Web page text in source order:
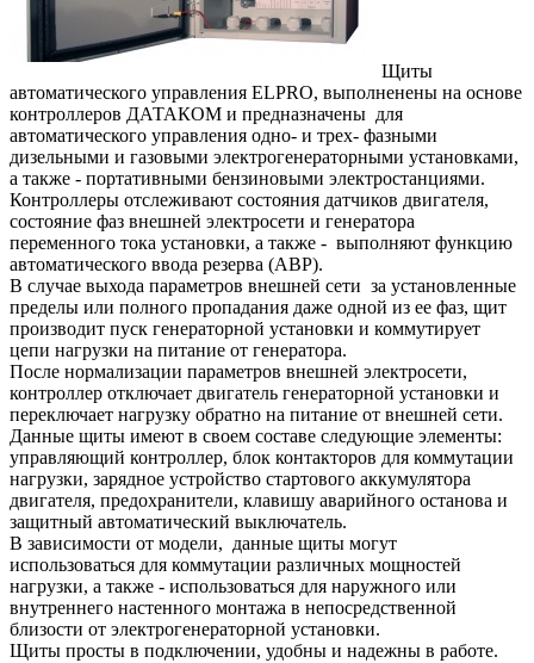
Щиты
автоматического управления ELPRO, выполненены на основе
контроллеров ДАТАКОМ и предназначены для
автоматического управления одно- и трех- фазными
дизельными и газовыми электрогенераторными установками,
а также - портативными бензиновыми электростанциями.
Контроллеры отслеживают состояния датчиков двигателя,
состояние фаз внешней электросети и генератора
переменного тока установки, а также - выполняют функцию
автоматического ввода резерва (АВР).
В случае выхода параметров внешней сети за установленные
пределы или полного пропадания даже одной из ее фаз, щит
производит пуск генераторной установки и коммутирует
цепи нагрузки на питание от генератора.
После нормализации параметров внешней электросети,
контроллер отключает двигатель генераторной установки и
переключает нагрузку обратно на питание от внешней сети.
Данные щиты имеют в своем составе следующие элементы:
управляющий контроллер, блок контакторов для коммутации
нагрузки, зарядное устройство стартового аккумулятора
двигателя, предохранители, клавишу аварийного останова и
защитный автоматический выключатель.
В зависимости от модели, данные щиты могут
использоваться для коммутации различных мощностей
нагрузки, а также - использоваться для наружного или
внутреннего настенного монтажа в непосредственной
близости от электрогенераторной установки.
Щиты просты в подключении, удобны и надежны в работе.